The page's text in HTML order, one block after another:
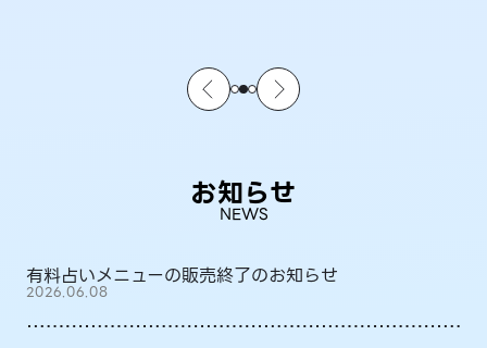
お知らせ
NEWS
有料占いメニューの販売終了のお知らせ
2026.06.08